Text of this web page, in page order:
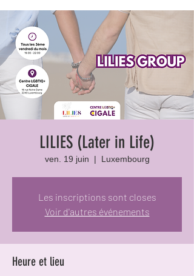
LILIES (Later in Life)
ven. 19 juin
  |
Luxembourg
Les inscriptions sont closes
Voir d'autres événements
Heure et lieu